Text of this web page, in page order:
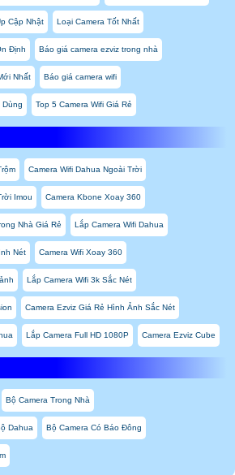
Cập Nhật Loại Camera Tốt Nhất
Định Báo giá camera ezviz trong nhà
Nhất Báo giá camera wifi
Dùng Top 5 Camera Wifi Giá Rẻ
Camera Wifi Dahua Ngoài Trời
Imou Camera Kbone Xoay 360
Nhà Giá Rẻ Lắp Camera Wifi Dahua
Nét Camera Wifi Xoay 360
Lắp Camera Wifi 3k Sắc Nét
Camera Ezviz Giá Rẻ Hình Ảnh Sắc Nét
Lắp Camera Full HD 1080P Camera Ezviz Cube
Bộ Camera Trong Nhà
Dahua Bộ Camera Có Báo Đông